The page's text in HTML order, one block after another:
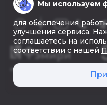
© 2026 «Фэмири»
Мы используем
для обеспечения
улучшения сервиса.
соглашаетесь на
соответствии с нашей